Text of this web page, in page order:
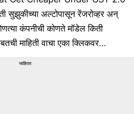
सुझुकीच्या अल्टोपासून रेंजरोव्हर अन्
कंपनीची कोणते मॉडेल किती
माहिती वाचा एका क्लिकवर...
जाहिरात